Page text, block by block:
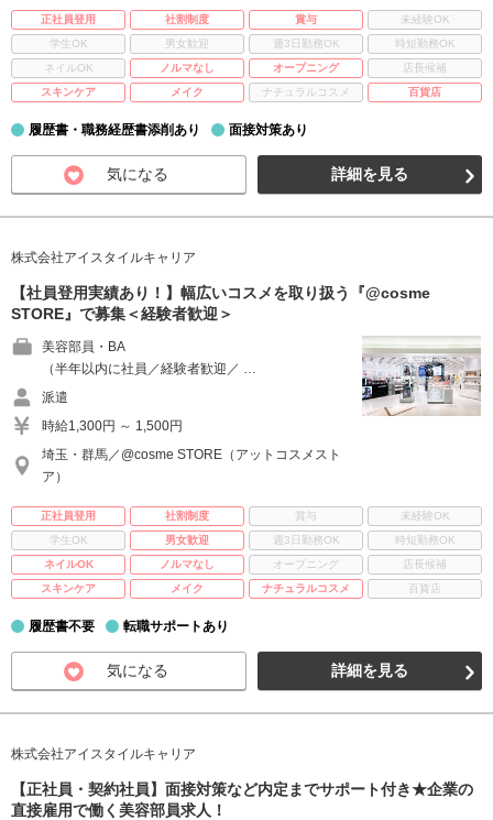
正社員登用 社割制度 賞与
未経験OK
学生OK
男女歓迎 週3日勤務OK
時短勤務OK
ネイルOK
ノルマなし オープニング
店長候補
スキンケア
メイク ナチュラルコスメ 百貨店
履歴書・職務経歴書添削あり 面接対策あり
気になる 詳細を見る
株式会社アイスタイルキャリア
【社員登用実績あり！】幅広いコスメを取り扱う『@cosme
STORE』で募集＜経験者歓迎＞
美容部員・BA
（半年以内に社員／経験者歓迎／ …
派遣
時給1,300円 ～ 1,500円
埼玉・群馬／@cosme STORE（アットコスメスト
ア）
正社員登用 社割制度 賞与
未経験OK
学生OK
男女歓迎 週3日勤務OK
時短勤務OK
ネイルOK
ノルマなし オープニング
店長候補
スキンケア
メイク ナチュラルコスメ 百貨店
履歴書不要 転職サポートあり
気になる 詳細を見る
株式会社アイスタイルキャリア
【正社員・契約社員】面接対策など内定までサポート付き★企業の
直接雇用で働く美容部員求人！